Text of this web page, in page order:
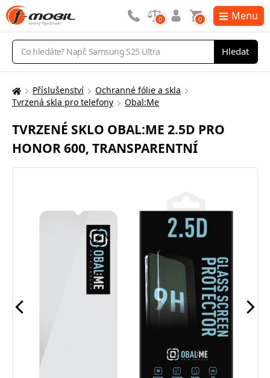
Vyhledávání
Hledat
0 0 Menu
Zde
nacházíte:
Příslušenství
Ochranné fólie a skla
Tvrzená skla pro telefony
Obal:Me
TVRZENÉ SKLO OBAL:ME 2.5D PRO
HONOR 600, TRANSPARENTNÍ